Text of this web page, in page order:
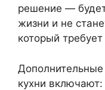
решение —
жизни и не
который
кухни включают: